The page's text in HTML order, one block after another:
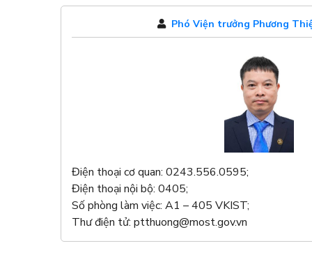
Phó Viện trưởng Phương
Điện thoại cơ quan: 0243.556.0595;
Điện thoại nội bộ: 0405;
Số phòng làm việc: A1 – 405 VKIST;
Thư điện tử: ptthuong@most.gov.vn